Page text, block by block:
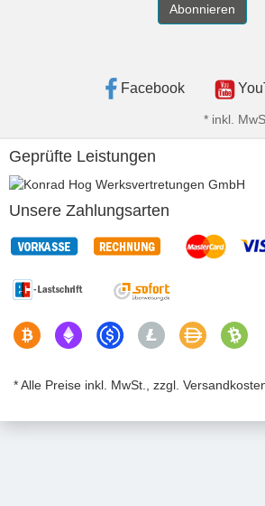
Abonnieren
Facebook
* inkl.
Geprüfte Leistungen
Unsere Zahlungsarten
* Alle Preise inkl. MwSt., zzgl.